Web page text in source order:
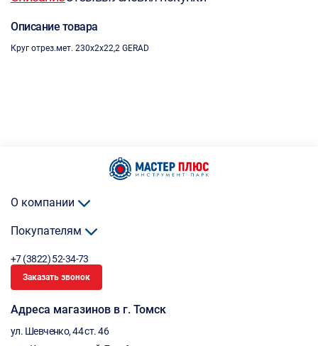
Описание товара
Круг отрез.мет. 230х2х22,2 GERAD
О компании
Покупателям
+7 (3822) 52-34-73
Заказать звонок
Адреса магазинов в г. Томск
ул. Шевченко, 44 ст. 46